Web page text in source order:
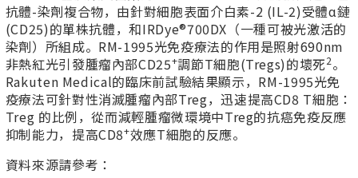
抗體-染劑複合物，由針對細胞表面介白素-2 (IL-2)受體α鏈
(CD25)的單株抗體，和IRDye®700DX（一種可被光激活的
染劑）所組成。RM-1995光免疫療法的作用是照射690nm
非熱紅光引發腫瘤內部CD25+調節T細胞(Tregs)的壞死2。
Rakuten Medical的臨床前試驗結果顯示，RM-1995光免
疫療法可針對性消滅腫瘤內部Treg，迅速提高CD8 T細胞：
Treg 的比例，從而減輕腫瘤微環境中Treg的抗癌免疫反應
抑制能力，提高CD8+效應T細胞的反應。
資料來源請參考：